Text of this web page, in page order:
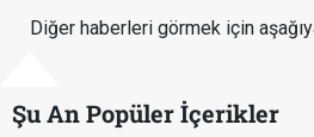
Diğer haberleri görmek için
Şu An Popüler İçerikler